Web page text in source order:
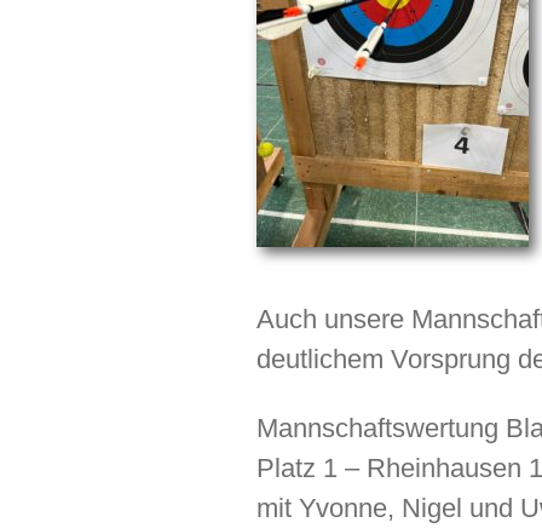
Auch unsere
deutlichem Vorsprung
Mannschaftswertung
Platz 1 – Rheinhausen
mit Yvonne, Nigel und